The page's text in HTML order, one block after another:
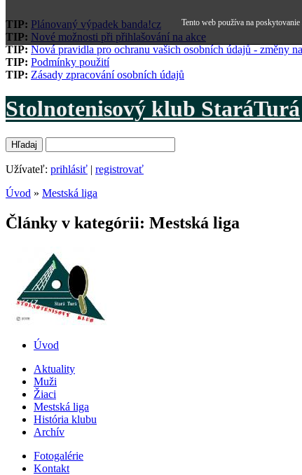
TIP: Plánovaný výpadek banda!cz
TIP: Nové možnosti při přihlašování na akce
TIP: Nová pravidla pro ochranu vašich osobních údajů - změny
TIP: Podmínky použití
TIP: Zásady zpracování osobních údajů
Stolnotenisový klub StaráTurá
Užívateľ: prihlásiť | registrovať
Úvod » Mestská liga
Články v kategórii: Mestská liga
Úvod
Aktuality
Muži
Žiaci
Mestská liga
História klubu
Archív
Fotogalérie
Kontakt
Tento web používa na